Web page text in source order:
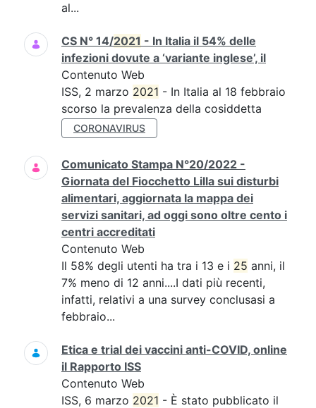
al...
CS N° 14/2021 - In Italia il 54% delle
infezioni dovute a ‘variante inglese’, il
Contenuto Web
ISS, 2 marzo 2021 - In Italia al 18 febbraio
scorso la prevalenza della cosiddetta
CORONAVIRUS
Comunicato Stampa N°20/2022 -
Giornata del Fiocchetto Lilla sui disturbi
alimentari, aggiornata la mappa dei
servizi sanitari, ad oggi sono oltre cento i
centri accreditati
Contenuto Web
Il 58% degli utenti ha tra i 13 e i 25 anni, il
7% meno di 12 anni....I dati più recenti,
infatti, relativi a una survey conclusasi a
febbraio...
Etica e trial dei vaccini anti-COVID, online
il Rapporto ISS
Contenuto Web
ISS, 6 marzo 2021 - È stato pubblicato il